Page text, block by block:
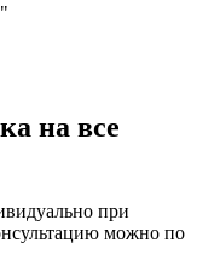
на все
при
можно по